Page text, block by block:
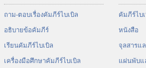
ถาม-ตอบเรื่องคัมภีร์ไบเบิล
อธิบายข้อคัมภีร์
เรียนคัมภีร์ไบเบิล
เครื่องมือศึกษาคัมภีร์ไบเบิล
คัมภีร์​ไบ
หนังสือ
จุลสาร​แ
แผ่น​พับ​แ